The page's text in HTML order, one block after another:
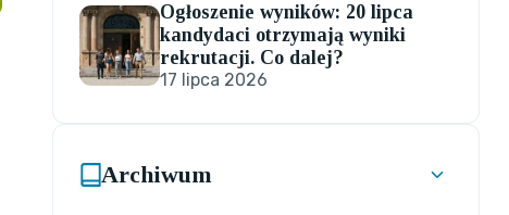
Ogłoszenie wyników: 20 lipca
kandydaci otrzymają wyniki
rekrutacji. Co dalej?
17 lipca 2026
Archiwum